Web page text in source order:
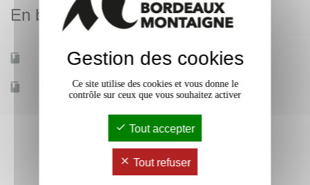
En bref
Mobilité d'études Oui
Accessible à distance Non
Gestion des cookies
Ce site utilise des cookies et vous donne le
contrôle sur ceux que vous souhaitez activer
Tout accepter
Tout refuser